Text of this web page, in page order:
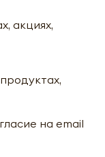
акциях,
на email